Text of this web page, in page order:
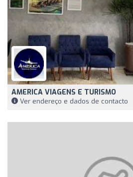
AMERICA VIAGENS E TURISMO
Ver endereço e dados de contacto